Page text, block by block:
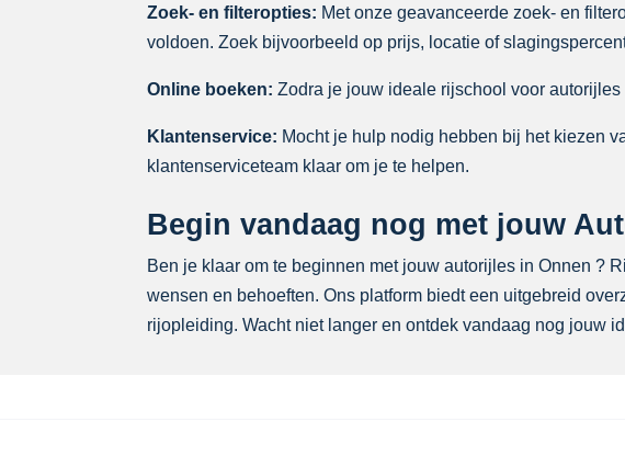
Zoek- en filteropties: Met onze geavanceerde zoek- en
voldoen. Zoek bijvoorbeeld op prijs, locatie of
Online boeken: Zodra je jouw ideale rijschool voor
Klantenservice: Mocht je hulp nodig hebben bij het kiezen
klantenserviceteam klaar om je te helpen.
Begin vandaag nog met jouw
Ben je klaar om te beginnen met jouw autorijles in Onnen ?
wensen en behoeften. Ons platform biedt een uitgebreid
rijopleiding. Wacht niet langer en ontdek vandaag nog jouw